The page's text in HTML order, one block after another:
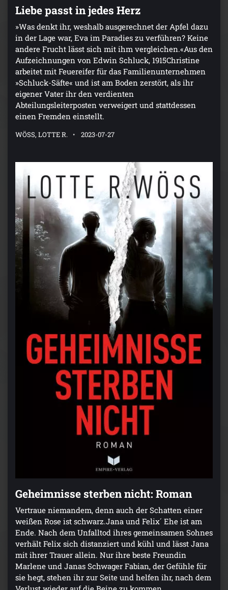
Liebe passt in jedes Herz
»Was denkt ihr, weshalb ausgerechnet der Apfel dazu
in der Lage war, Eva im Paradies zu verführen? Keine
andere Frucht lässt sich mit ihm vergleichen.«Aus den
Aufzeichnungen von Edwin Schluck, 1915Christine
arbeitet mit Feuereifer für das Familienunternehmen
»Schluck-Säfte« und ist am Boden zerstört, als ihr
eigener Vater ihr den verdienten
Abteilungsleiterposten verweigert und stattdessen
einen Fremden einstellt.
WÖSS, LOTTE R. 2023-07-27
Geheimnisse sterben nicht: Roman
Vertraue niemandem, denn auch der Schatten einer
weißen Rose ist schwarz.Jana und Felix´ Ehe ist am
Ende. Nach dem Unfalltod ihres gemeinsamen Sohnes
verhält Felix sich distanziert und kühl und lässt Jana
mit ihrer Trauer allein. Nur ihre beste Freundin
Marlene und Janas Schwager Fabian, der Gefühle für
sie hegt, stehen ihr zur Seite und helfen ihr, nach dem
Verlust wieder auf die Beine zu kommen.